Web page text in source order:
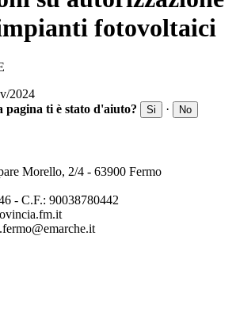
fotovoltaici
2024
pagina ti è stato d'aiuto?
Si · No
Morello, 2/4 - 63900 Fermo
- C.F.: 90038780442